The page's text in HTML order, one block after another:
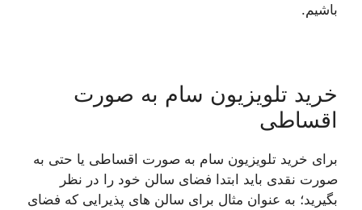
باشیم.
خرید تلویزیون سام به صورت
اقساطی
برای خرید تلویزیون سام به صورت اقساطی یا حتی به
صورت نقدی باید ابتدا فضای سالن خود را در نظر
بگیرید؛ به عنوان مثال برای سالن های پذیرایی که فضای